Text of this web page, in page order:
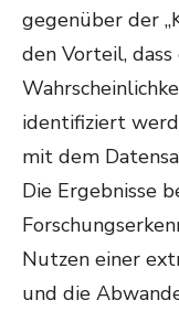
gegenüber der
den Vorteil,
identifiziert
mit dem
Die Ergebnisse
Nutzen einer
und die